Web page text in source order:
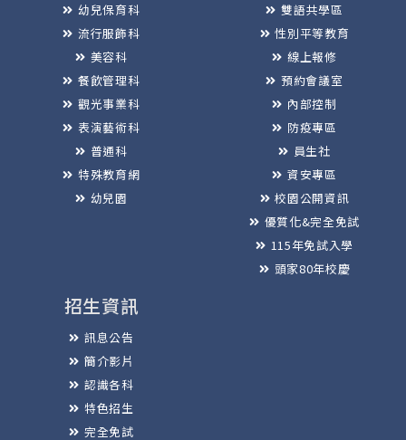
幼兒保育科
流行服飾科
美容科
餐飲管理科
觀光事業科
表演藝術科
普通科
特殊教育網
幼兒園
雙語共學區
性別平等教育
線上報修
預約會議室
內部控制
防疫專區
員生社
資安專區
校園公開資訊
優質化&完全免試
115年免試入學
頭家80年校慶
招生資訊
訊息公告
簡介影片
認識各科
特色招生
完全免試